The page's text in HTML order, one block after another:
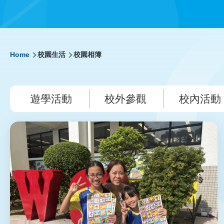
Breadcrumb
Home 校園生活 校園相簿
遊學活動 校外參觀 校內活動